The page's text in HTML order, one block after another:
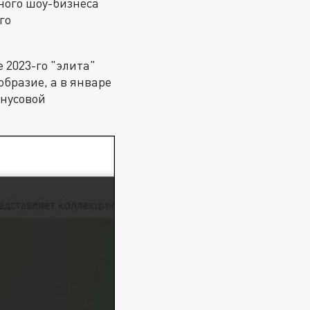
го "элита"
а в январе